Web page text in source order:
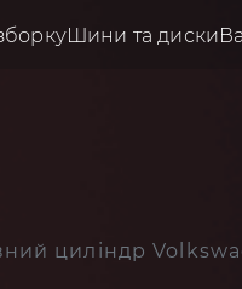
Шини та диски
циліндр